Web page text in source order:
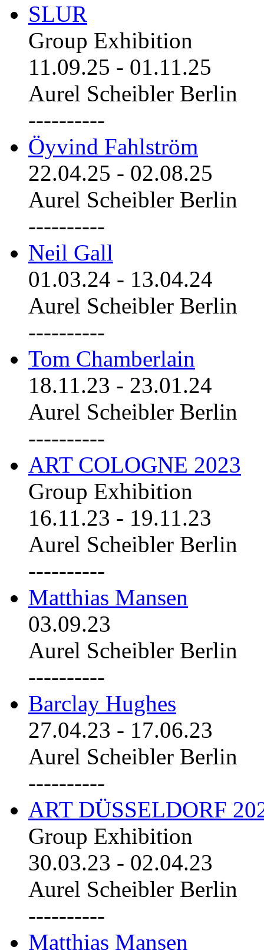
SLUR
Group Exhibition
11.09.25 - 01.11.25
Aurel Scheibler Berlin
----------
Öyvind Fahlström
22.04.25 - 02.08.25
Aurel Scheibler Berlin
----------
Neil Gall
01.03.24 - 13.04.24
Aurel Scheibler Berlin
----------
Tom Chamberlain
18.11.23 - 23.01.24
Aurel Scheibler Berlin
----------
ART COLOGNE 2023
Group Exhibition
16.11.23 - 19.11.23
Aurel Scheibler Berlin
----------
Matthias Mansen
03.09.23
Aurel Scheibler Berlin
----------
Barclay Hughes
27.04.23 - 17.06.23
Aurel Scheibler Berlin
----------
ART DÜSSELDORF
Group Exhibition
30.03.23 - 02.04.23
Aurel Scheibler Berlin
----------
Matthias Mansen